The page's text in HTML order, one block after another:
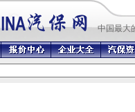
中国最大